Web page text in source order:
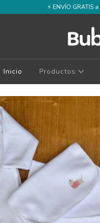
⚡️ ENVÍO
Inicio Productos